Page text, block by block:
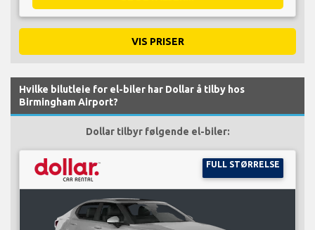
VIS PRISER
Hvilke bilutleie for el-biler har Dollar å tilby hos
Birmingham Airport?
Dollar tilbyr følgende el-biler:
FULL STØRRELSE